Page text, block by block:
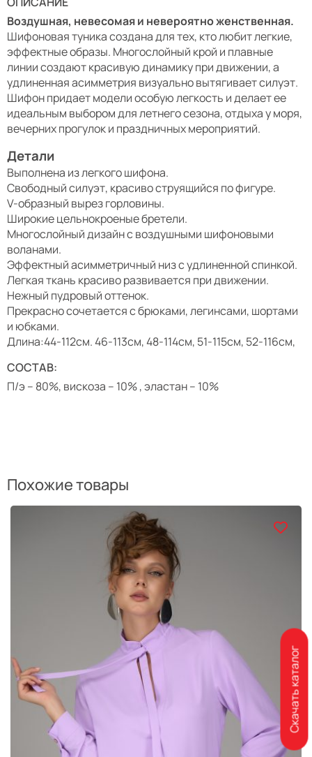
Воздушная, невесомая и невероятно женственная.
Шифоновая туника создана для тех, кто любит легкие,
эффектные образы. Многослойный крой и плавные
линии создают красивую динамику при движении, а
удлиненная асимметрия визуально вытягивает силуэт.
Шифон придает модели особую легкость и делает ее
идеальным выбором для летнего сезона, отдыха у моря,
вечерних прогулок и праздничных мероприятий.
Детали
Выполнена из легкого шифона.
Свободный силуэт, красиво струящийся по фигуре.
V-образный вырез горловины.
Широкие цельнокроеные бретели.
Многослойный дизайн с воздушными шифоновыми
воланами.
Эффектный асимметричный низ с удлиненной спинкой.
Легкая ткань красиво развивается при движении.
Нежный пудровый оттенок.
Прекрасно сочетается с брюками, легинсами, шортами
и юбками.
Длина:44-112см. 46-113см, 48-114см, 51-115см, 52-116см,
СОСТАВ:
П/э – 80%, вискоза – 10% , эластан – 10%
Похожие товары
Скачать каталог